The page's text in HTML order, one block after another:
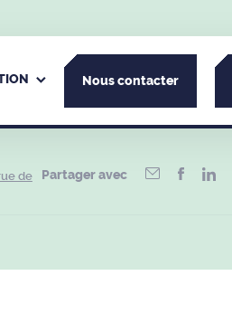
Nous contacter
de
Partager avec